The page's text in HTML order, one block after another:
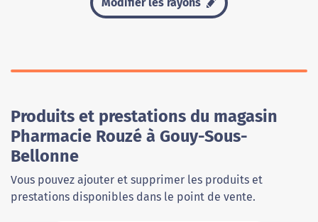
Produits et prestations du magasin
Pharmacie Rouzé à Gouy-Sous-
Bellonne
Vous pouvez ajouter et supprimer les produits et
prestations disponibles dans le point de vente.